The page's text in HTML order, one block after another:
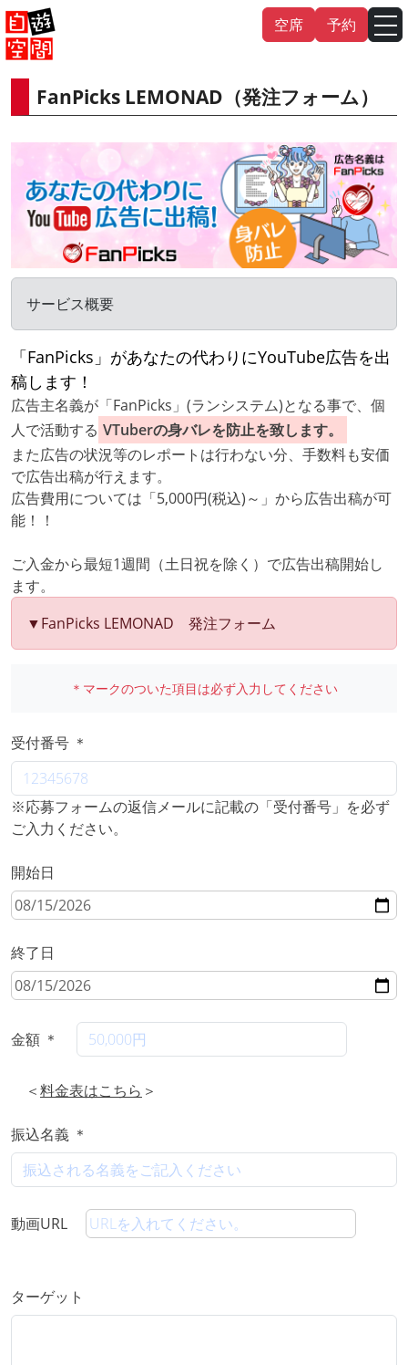
Skip
to
content
空席 予約
FanPicks LEMONAD（発注フォーム）
サービス概要
「FanPicks」があなたの代わりにYouTube広告を出
稿します！
広告主名義が「FanPicks」(ランシステム)となる事で、個
人で活動する VTuberの身バレを防止を致します。
また広告の状況等のレポートは行わない分、手数料も安価
で広告出稿が行えます。
広告費用については「5,000円(税込)～」から広告出稿が可
能！！
ご入金から最短1週間（土日祝を除く）で広告出稿開始し
ます。
▼FanPicks LEMONAD 発注フォーム
＊マークのついた項目は必ず入力してください
受付番号 ＊
※応募フォームの返信メールに記載の「受付番号」を必ず
ご入力ください。
開始日
終了日
金額 ＊
＜料金表はこちら ＞
振込名義 ＊
動画URL
ターゲット
English 中文（繁體） 中文（简体）
한국어
日本語